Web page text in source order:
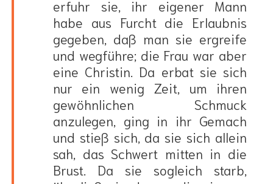
erfuhr sie, ihr eigener Mann
habe aus Furcht die Erlaubnis
gegeben, daß man sie ergreife
und wegführe; die Frau war aber
eine Christin. Da erbat sie sich
nur ein wenig Zeit, um ihren
gewöhnlichen Schmuck
anzulegen, ging in ihr Gemach
und stieß sich, da sie sich allein
sah, das Schwert mitten in die
Brust. Da sie sogleich starb,